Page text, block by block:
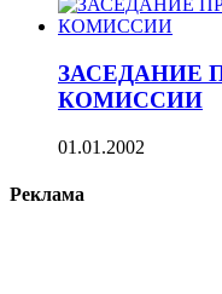
ЗАСЕДАНИЕ
КОМИССИИ
01.01.2002
Реклама